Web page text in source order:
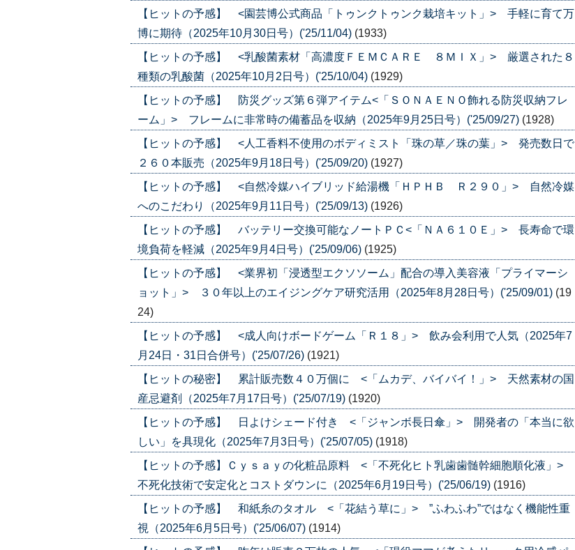
【ヒットの予感】 <園芸博公式商品「トゥンクトゥンク栽培キット」> 手軽に育て万
博に期待（2025年10月30日号）('25/11/04) (1933)
【ヒットの予感】 <乳酸菌素材「高濃度ＦＥＭＣＡＲＥ ８ＭＩＸ」> 厳選された８
種類の乳酸菌（2025年10月2日号）('25/10/04) (1929)
【ヒットの予感】 防災グッズ第６弾アイテム<「ＳＯＮＡＥＮＯ飾れる防災収納フレ
ーム」> フレームに非常時の備蓄品を収納（2025年9月25日号）('25/09/27) (1928)
【ヒットの予感】 <人工香料不使用のボディミスト「珠の草／珠の葉」> 発売数日で
２６０本販売（2025年9月18日号）('25/09/20) (1927)
【ヒットの予感】 <自然冷媒ハイブリッド給湯機「ＨＰＨＢ Ｒ２９０」> 自然冷媒
へのこだわり（2025年9月11日号）('25/09/13) (1926)
【ヒットの予感】 バッテリー交換可能なノートＰＣ<「ＮＡ６１０Ｅ」> 長寿命で環
境負荷を軽減（2025年9月4日号）('25/09/06) (1925)
【ヒットの予感】 <業界初「浸透型エクソソーム」配合の導入美容液「プライマーシ
ョット」> ３０年以上のエイジングケア研究活用（2025年8月28日号）('25/09/01) (19
24)
【ヒットの予感】 <成人向けボードゲーム「Ｒ１８」> 飲み会利用で人気（2025年7
月24日・31日合併号）('25/07/26) (1921)
【ヒットの秘密】 累計販売数４０万個に <「ムカデ、バイバイ！」> 天然素材の国
産忌避剤（2025年7月17日号）('25/07/19) (1920)
【ヒットの予感】 日よけシェード付き <「ジャンボ長日傘」> 開発者の「本当に欲
しい」を具現化（2025年7月3日号）('25/07/05) (1918)
【ヒットの予感】Ｃｙｓａｙの化粧品原料 <「不死化ヒト乳歯歯髄幹細胞順化液」>
不死化技術で安定化とコストダウンに（2025年6月19日号）('25/06/19) (1916)
【ヒットの予感】 和紙糸のタオル <「花結う草に」> ”ふわふわ”ではなく機能性重
視（2025年6月5日号）('25/06/07) (1914)